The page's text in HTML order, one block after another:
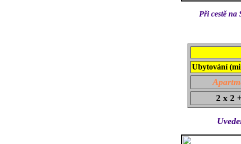
Při cestě na
Ubytování
2 x 2